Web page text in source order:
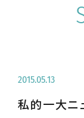
私的一大ニ
2015.05.13